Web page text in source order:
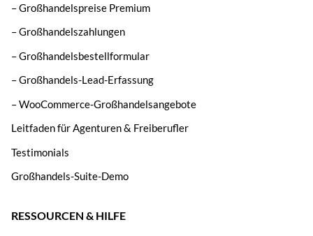
– Großhandelspreise Premium
– Großhandelszahlungen
– Großhandelsbestellformular
– Großhandels-Lead-Erfassung
– WooCommerce-Großhandelsangebote
Leitfaden für Agenturen & Freiberufler
Testimonials
Großhandels-Suite-Demo
RESSOURCEN & HILFE